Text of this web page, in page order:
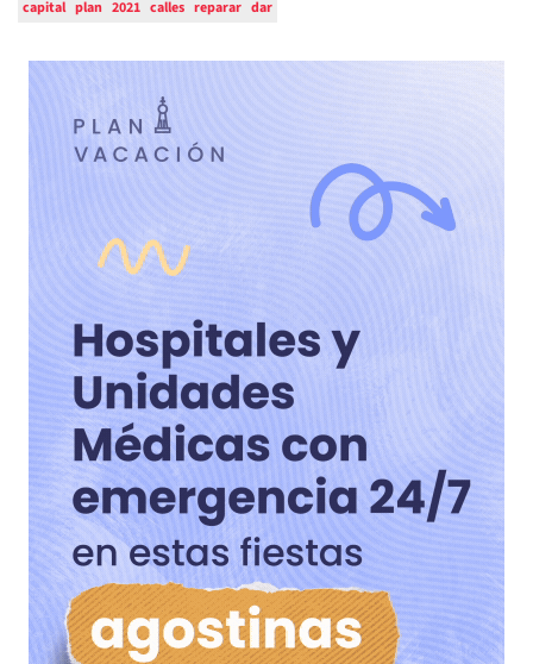
capital plan 2021 calles reparar dar